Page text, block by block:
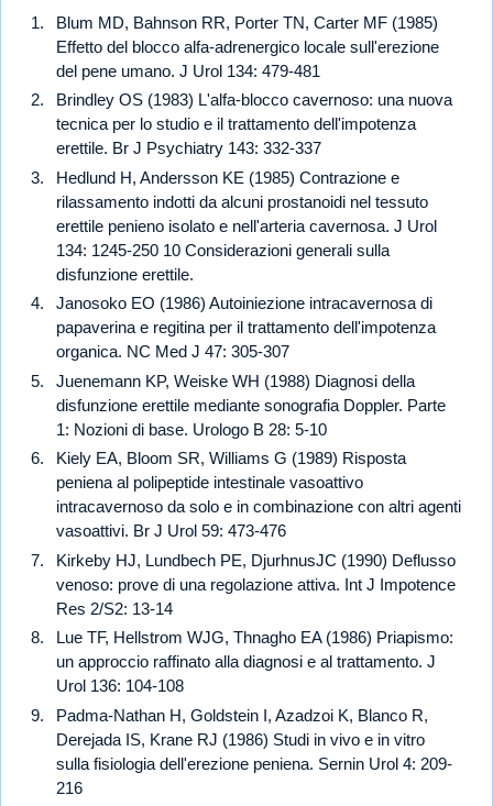
Blum MD, Bahnson RR, Porter TN, Carter MF (1985)
Effetto del blocco alfa-adrenergico locale sull'erezione
del pene umano. J Urol 134: 479-481
Brindley OS (1983) L'alfa-blocco cavernoso: una nuova
tecnica per lo studio e il trattamento dell'impotenza
erettile. Br J Psychiatry 143: 332-337
Hedlund H, Andersson KE (1985) Contrazione e
rilassamento indotti da alcuni prostanoidi nel tessuto
erettile penieno isolato e nell'arteria cavernosa. J Urol
134: 1245-250 10 Considerazioni generali sulla
disfunzione erettile.
Janosoko EO (1986) Autoiniezione intracavernosa di
papaverina e regitina per il trattamento dell'impotenza
organica. NC Med J 47: 305-307
Juenemann KP, Weiske WH (1988) Diagnosi della
disfunzione erettile mediante sonografia Doppler. Parte
1: Nozioni di base. Urologo B 28: 5-10
Kiely EA, Bloom SR, Williams G (1989) Risposta
peniena al polipeptide intestinale vasoattivo
intracavernoso da solo e in combinazione con altri agenti
vasoattivi. Br J Urol 59: 473-476
Kirkeby HJ, Lundbech PE, DjurhnusJC (1990) Deflusso
venoso: prove di una regolazione attiva. Int J Impotence
Res 2/S2: 13-14
Lue TF, Hellstrom WJG, Thnagho EA (1986) Priapismo:
un approccio raffinato alla diagnosi e al trattamento. J
Urol 136: 104-108
Padma-Nathan H, Goldstein I, Azadzoi K, Blanco R,
Derejada IS, Krane RJ (1986) Studi in vivo e in vitro
sulla fisiologia dell'erezione peniena. Sernin Urol 4: 209-
216